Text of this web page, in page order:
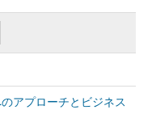
アプローチとビジネス